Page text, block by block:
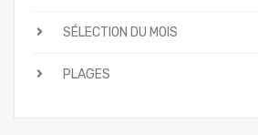
SÉLECTION DU MOIS
PLAGES